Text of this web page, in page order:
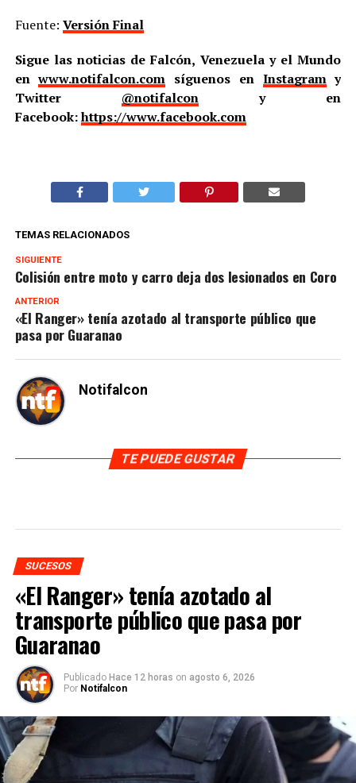
Fuente: Versión Final
Sigue las noticias de Falcón, Venezuela y el Mundo
enwww.notifalcon.com síguenos en Instagramy
Twitter @notifalcony en
Facebook:https://www.facebook.com
TEMAS RELACIONADOS
SIGUIENTE
Colisión entre moto y carro deja dos lesionados en Coro
ANTERIOR
«El Ranger» tenía azotado al transporte público que
pasa por Guaranao
Notifalcon
TE PUEDE GUSTAR
SUCESOS
«El Ranger» tenía azotado al
transporte público que pasa por
Guaranao
Publicado Hace 12 horas on agosto 6, 2026
Por Notifalcon